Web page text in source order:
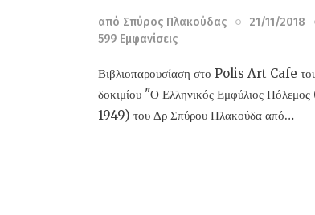
από Σπύρος Πλακούδας
21/11/2018
599 Εμφανίσεις
Βιβλιοπαρουσίαση στο Polis Art Cafe του
δοκιμίου "Ο Ελληνικός Εμφύλιος
1949) του Δρ Σπύρου Πλακούδα από…